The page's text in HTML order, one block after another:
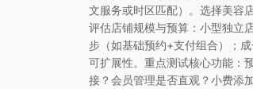
文服务或时区匹配）。选择美容
评估店铺规模与预算：小型独立
步（如基础预约+支付组合）；
可扩展性。重点测试核心功能：
接？会员管理是否直观？小费添